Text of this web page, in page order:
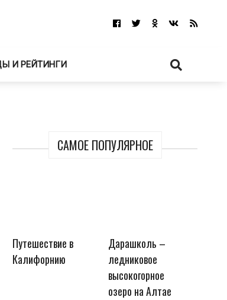
И РЕЙТИНГИ
САМОЕ ПОПУЛЯРНОЕ
Путешествие в
Калифорнию
Дарашколь –
ледниковое
высокогорное
озеро на Алтае